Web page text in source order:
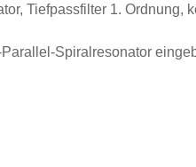
Tiefpassfilter 1. Ordnung,
Spiralresonator